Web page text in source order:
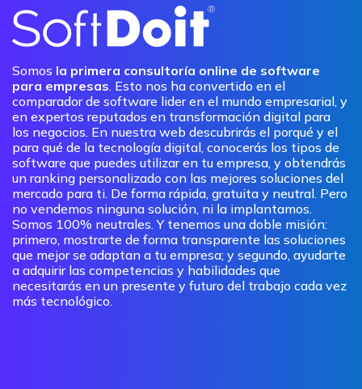
Somos la primera consultoría online de software
para empresas. Esto nos ha convertido en el
comparador de software lider en el mundo empresarial, y
en expertos reputados en transformación digital para
los negocios. En nuestra web descubrirás el porqué y el
para qué de la tecnología digital, conocerás los tipos de
software que puedes utilizar en tu empresa, y obtendrás
un ranking personalizado con las mejores soluciones del
mercado para ti. De forma rápida, gratuita y neutral. Pero
no vendemos ninguna solución, ni la implantamos.
Somos 100% neutrales. Y tenemos una doble misión:
primero, mostrarte de forma transparente las soluciones
que mejor se adaptan a tu empresa; y segundo, ayudarte
a adquirir las competencias y habilidades que
necesitarás en un presente y futuro del trabajo cada vez
más tecnológico.